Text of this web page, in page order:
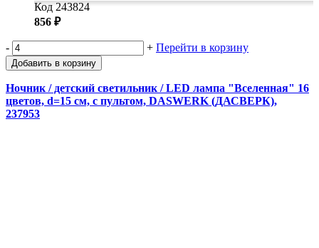
Код 243824
856 ₽
- + Перейти в корзину
Добавить в корзину
Ночник / детский светильник / LED лампа "Вселенная" 16
цветов, d=15 см, с пультом, DASWERK (ДАСВЕРК),
237953